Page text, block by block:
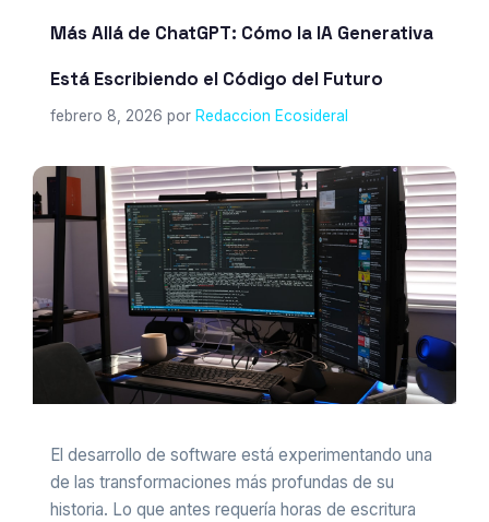
Más Allá de ChatGPT: Cómo la IA Generativa
Está Escribiendo el Código del Futuro
febrero 8, 2026 por Redaccion Ecosideral
El desarrollo de software está experimentando una
de las transformaciones más profundas de su
historia. Lo que antes requería horas de escritura